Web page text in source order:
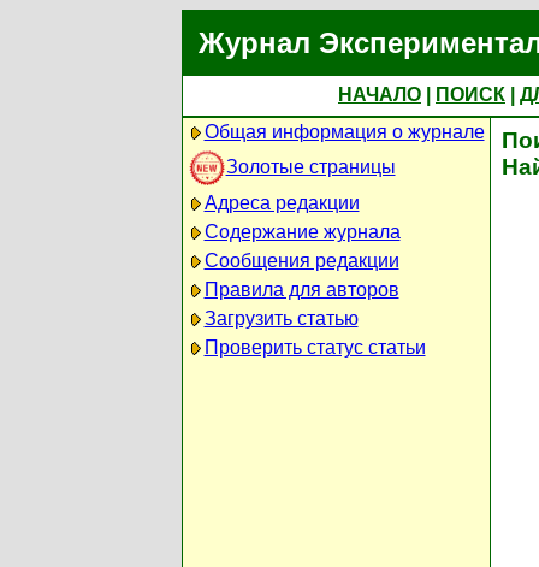
Журнал
НАЧАЛО ПОИСК
Общая информация о журнале
Золотые страницы
Адреса редакции
Содержание журнала
Сообщения редакции
Правила для авторов
Загрузить статью
Проверить статус статьи